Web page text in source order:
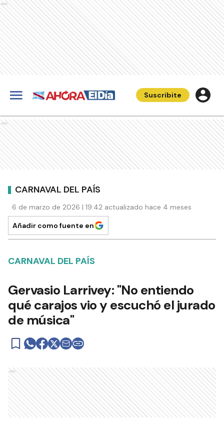
Ads
Suscribite
Ads
CARNAVAL DEL PAÍS
6 de marzo de 2026 | 19:42 actualizado hace 4 meses
Añadir como fuente en
CARNAVAL DEL PAÍS
Gervasio Larrivey: "No entiendo
qué carajos vio y escuchó el jurado
de música"
Ads